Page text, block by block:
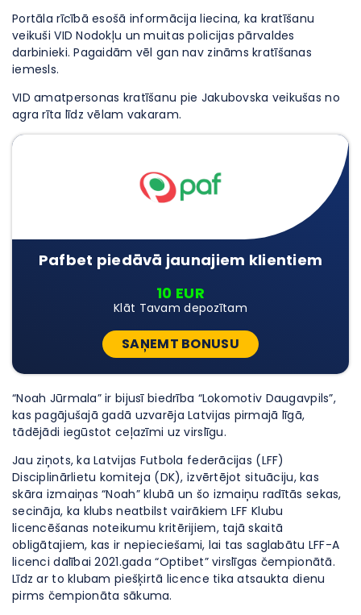
Portāla rīcībā esošā informācija liecina, ka kratīšanu
veikuši VID Nodokļu un muitas policijas pārvaldes
darbinieki. Pagaidām vēl gan nav zināms kratīšanas
iemesls.
VID amatpersonas kratīšanu pie Jakubovska veikušas no
agra rīta līdz vēlam vakaram.
Pafbet piedāvā jaunajiem klientiem
10 EUR
Klāt Tavam depozītam
SAŅEMT BONUSU
“Noah Jūrmala” ir bijusī biedrība “Lokomotiv Daugavpils”,
kas pagājušajā gadā uzvarēja Latvijas pirmajā līgā,
tādējādi iegūstot ceļazīmi uz virslīgu.
Jau ziņots, ka Latvijas Futbola federācijas (LFF)
Disciplinārlietu komiteja (DK), izvērtējot situāciju, kas
skāra izmaiņas “Noah” klubā un šo izmaiņu radītās sekas,
secināja, ka klubs neatbilst vairākiem LFF Klubu
licencēšanas noteikumu kritērijiem, tajā skaitā
obligātajiem, kas ir nepieciešami, lai tas saglabātu LFF-A
licenci dalībai 2021.gada “Optibet” virslīgas čempionātā.
Līdz ar to klubam piešķirtā licence tika atsaukta dienu
pirms čempionāta sākuma.